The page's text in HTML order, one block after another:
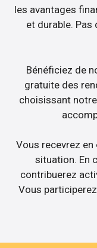
les avantages
et durable. Pas
Bénéficiez de
gratuite des
choisissant
Vous recevrez
situation. En
contribuerez
Vous